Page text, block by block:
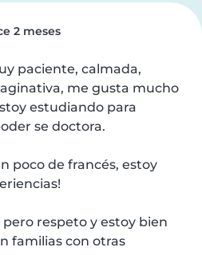
2 meses
paciente, calmada,
me gusta mucho
estudiando para
se doctora.
poco de francés, estoy
respeto y estoy bien
familias con otras